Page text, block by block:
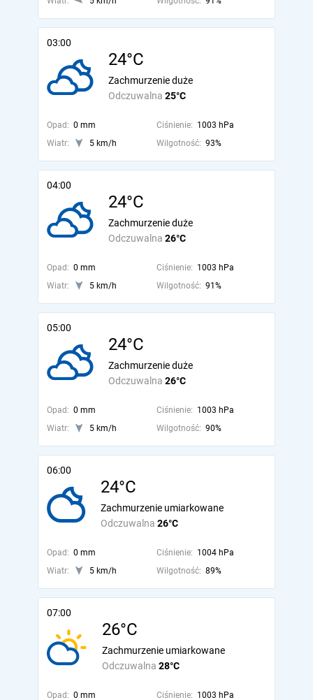
03:00
24°C
Odczuwalna 25°C
Zachmurzenie duże
Opad: 0 mm Ciśnienie: 1003 hPa
Wiatr:
5 km/h Wilgotność: 93%
04:00
24°C
Odczuwalna 26°C
Zachmurzenie duże
Opad: 0 mm Ciśnienie: 1003 hPa
Wiatr:
5 km/h Wilgotność: 91%
05:00
24°C
Odczuwalna 26°C
Zachmurzenie duże
Opad: 0 mm Ciśnienie: 1003 hPa
Wiatr:
5 km/h Wilgotność: 90%
06:00
24°C
Odczuwalna 26°C
Zachmurzenie umiarkowane
Opad: 0 mm Ciśnienie: 1004 hPa
Wiatr:
5 km/h Wilgotność: 89%
07:00
26°C
Odczuwalna 28°C
Zachmurzenie umiarkowane
Opad: 0 mm Ciśnienie: 1003 hPa